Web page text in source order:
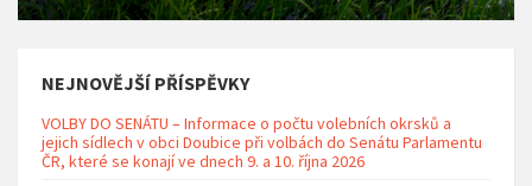
NEJNOVĚJŠÍ PŘÍSPĚVKY
VOLBY DO SENÁTU – Informace o počtu volebních okrsků a
jejich sídlech v obci Doubice při volbách do Senátu Parlamentu
ČR, které se konají ve dnech 9. a 10. října 2026